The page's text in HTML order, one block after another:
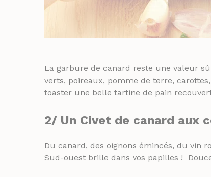
La garbure de canard reste une valeur
verts, poireaux, pomme de terre,
toaster une belle tartine de pain
2/ Un Civet de canard aux
Du canard, des oignons émincés, du vin
Sud-ouest brille dans vos papilles !